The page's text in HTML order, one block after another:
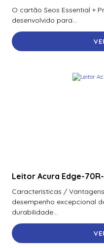
O cartão Seos Essential +
desenvolvido para...
Leitor Acura Edge-
Características /
desempenho excepcional
durabilidade...